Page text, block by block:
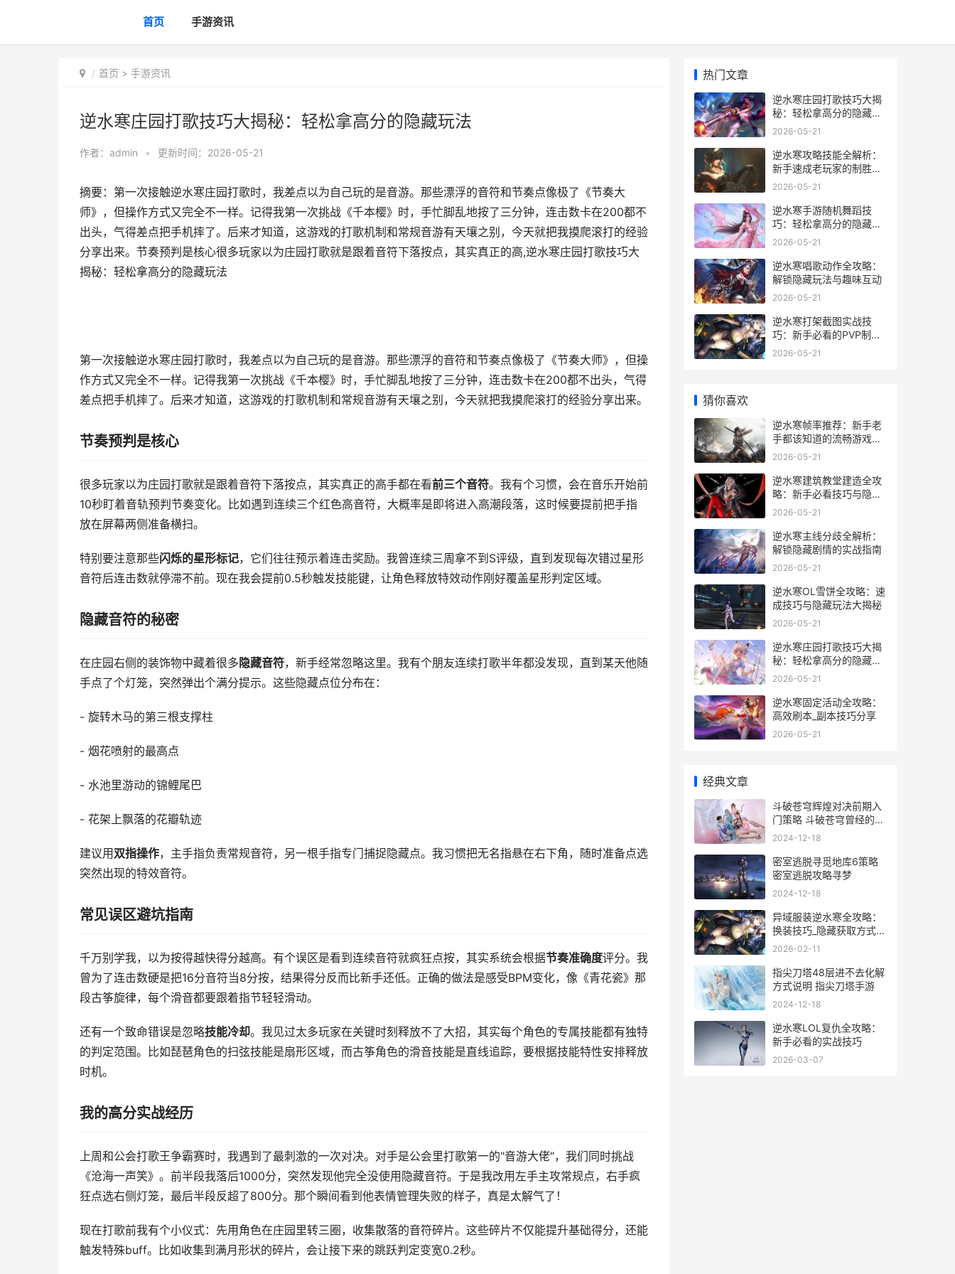
首页 手游资讯
首页 > 手游资讯
逆水寒庄园打歌技巧大揭秘：轻松拿高分的隐藏玩法
作者： admin • 更新时间：2026-05-21
摘要：第一次接触逆水寒庄园打歌时，我差点以为自己玩的是音游。那些漂浮的音符和节奏点像极了《节奏大
师》，但操作方式又完全不一样。记得我第一次挑战《千本樱》时，手忙脚乱地按了三分钟，连击数卡在200都不
出头，气得差点把手机摔了。后来才知道，这游戏的打歌机制和常规音游有天壤之别，今天就把我摸爬滚打的经验
分享出来。节奏预判是核心很多玩家以为庄园打歌就是跟着音符下落按点，其实真正的高,逆水寒庄园打歌技巧大
揭秘：轻松拿高分的隐藏玩法
第一次接触逆水寒庄园打歌时，我差点以为自己玩的是音游。那些漂浮的音符和节奏点像极了《节奏大师》，但操
作方式又完全不一样。记得我第一次挑战《千本樱》时，手忙脚乱地按了三分钟，连击数卡在200都不出头，气得
差点把手机摔了。后来才知道，这游戏的打歌机制和常规音游有天壤之别，今天就把我摸爬滚打的经验分享出来。
节奏预判是核心
很多玩家以为庄园打歌就是跟着音符下落按点，其实真正的高手都在看前三个音符。我有个习惯，会在音乐开始前
10秒盯着音轨预判节奏变化。比如遇到连续三个红色高音符，大概率是即将进入高潮段落，这时候要提前把手指
放在屏幕两侧准备横扫。
特别要注意那些闪烁的星形标记，它们往往预示着连击奖励。我曾连续三周拿不到S评级，直到发现每次错过星形
音符后连击数就停滞不前。现在我会提前0.5秒触发技能键，让角色释放特效动作刚好覆盖星形判定区域。
隐藏音符的秘密
在庄园右侧的装饰物中藏着很多 隐藏音符，新手经常忽略这里。我有个朋友连续打歌半年都没发现，直到某天他随
手点了个灯笼，突然弹出个满分提示。这些隐藏点位分布在：
- 旋转木马的第三根支撑柱
- 烟花喷射的最高点
- 水池里游动的锦鲤尾巴
- 花架上飘落的花瓣轨迹
建议用 双指操作，主手指负责常规音符，另一根手指专门捕捉隐藏点。我习惯把无名指悬在右下角，随时准备点选
突然出现的特效音符。
常见误区避坑指南
千万别学我，以为按得越快得分越高。有个误区是看到连续音符就疯狂点按，其实系统会根据节奏准确度评分。我
曾为了连击数硬是把16分音符当8分按，结果得分反而比新手还低。正确的做法是感受BPM变化，像《青花瓷》那
段古筝旋律，每个滑音都要跟着指节轻轻滑动。
还有一个致命错误是忽略技能冷却。我见过太多玩家在关键时刻释放不了大招，其实每个角色的专属技能都有独特
的判定范围。比如琵琶角色的扫弦技能是扇形区域，而古筝角色的滑音技能是直线追踪，要根据技能特性安排释放
时机。
我的高分实战经历
上周和公会打歌王争霸赛时，我遇到了最刺激的一次对决。对手是公会里打歌第一的"音游大佬"，我们同时挑战
《沧海一声笑》。前半段我落后1000分，突然发现他完全没使用隐藏音符。于是我改用左手主攻常规点，右手疯
狂点选右侧灯笼，最后半段反超了800分。那个瞬间看到他表情管理失败的样子，真是太解气了！
现在打歌前我有个小仪式：先用角色在庄园里转三圈，收集散落的音符碎片。这些碎片不仅能提升基础得分，还能
触发特殊buff。比如收集到满月形状的碎片，会让接下来的跳跃判定变宽0.2秒。
热门文章
逆水寒庄园打歌技巧大揭
秘：轻松拿高分的隐藏玩
法
2026-05-21
逆水寒攻略技能全解析：
新手速成老玩家的制胜秘
籍
2026-05-21
逆水寒手游随机舞蹈技
巧：轻松拿高分的隐藏玩
法
2026-05-21
逆水寒唱歌动作全攻略：
解锁隐藏玩法与趣味互动
2026-05-21
逆水寒打架截图实战技
巧：新手必看的PVP制胜
秘籍
2026-05-21
猜你喜欢
逆水寒帧率推荐：新手老
手都该知道的流畅游戏指
南
2026-05-21
逆水寒建筑教堂建造全攻
略：新手必看技巧与隐藏
彩蛋
2026-05-21
逆水寒主线分歧全解析：
解锁隐藏剧情的实战指南
2026-05-21
逆水寒OL雪饼全攻略：速
成技巧与隐藏玩法大揭秘
2026-05-21
逆水寒庄园打歌技巧大揭
秘：轻松拿高分的隐藏玩
法
2026-05-21
逆水寒固定活动全攻略：
高效刷本_副本技巧分享
2026-05-21
经典文章
斗破苍穹辉煌对决前期入
门策略 斗破苍穹曾经的十
大强者
2024-12-18
密室逃脱寻觅地库6策略
密室逃脱攻略寻梦
2024-12-18
异域服装逆水寒全攻略：
换装技巧_隐藏获取方式大
揭秘
2026-02-11
指尖刀塔48层进不去化解
方式说明 指尖刀塔手游
2024-12-18
逆水寒LOL复仇全攻略：
新手必看的实战技巧
2026-03-07